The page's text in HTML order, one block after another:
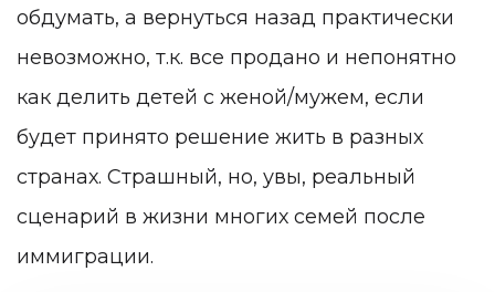
обдумать, а вернуться назад практически
невозможно, т.к. все продано и непонятно
как делить детей с женой/мужем, если
будет принято решение жить в разных
странах. Страшный, но, увы, реальный
сценарий в жизни многих семей после
иммиграции.